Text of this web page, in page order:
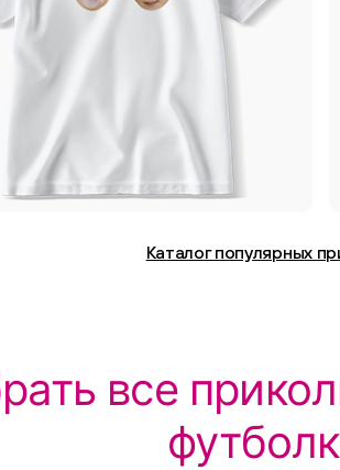
Каталог популярных
все